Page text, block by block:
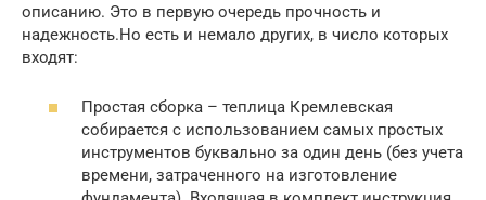
описанию. Это в первую очередь прочность и
надежность.Но есть и немало других, в число которых
входят:
Простая сборка – теплица Кремлевская
собирается с использованием самых простых
инструментов буквально за один день (без учета
времени, затраченного на изготовление